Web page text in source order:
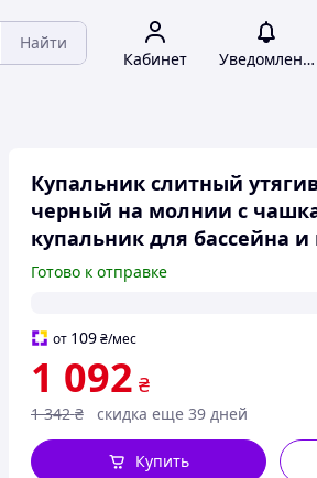
Найти
Кабинет Уведомления
Купальник слитный
черный на молнии с
купальник для бассейна и
Готово к отправке
от 109 ₴/мес
1 092 ₴
1 342 ₴ скидка еще 39 дней
Купить